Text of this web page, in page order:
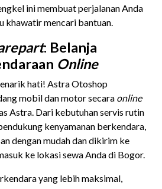
ini membuat perjalanan Anda
khawatir mencari bantuan.
: Belanja
Online
hati! Astra Otoshop
mobil dan motor secara online
Astra. Dari kebutuhan servis rutin
kenyamanan berkendara,
dengan mudah dan dikirim ke
ke lokasi sewa Anda di Bogor.
yang lebih maksimal,